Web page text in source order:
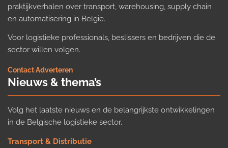
praktijkverhalen over transport, warehousing, supply chain
en automatisering in België.
Voor logistieke professionals, beslissers en bedrijven die de
sector willen volgen.
Contact·Adverteren
Nieuws & thema’s
Volg het laatste nieuws en de belangrijkste ontwikkelingen
in de Belgische logistieke sector.
Transport & Distributie